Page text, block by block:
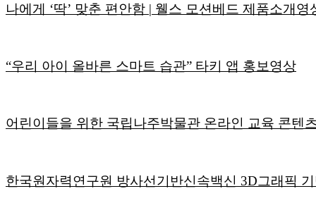
나에게 ‘딱’ 맞춘 편안함 | 웰스 모션베드 제품소개영
“우리 아이 올바른 스마트 습관” 타키 앱 홍보영상
어린이들을 위한 국립나주박물관 온라인 교육 콘텐
한국원자력연구원 방사선기반신속백신 3D그래픽